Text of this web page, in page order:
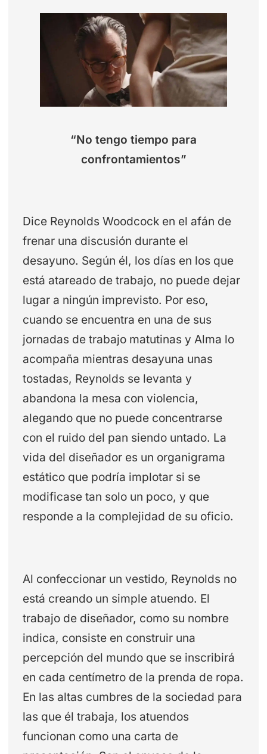
“No tengo tiempo para
confrontamientos”
Dice Reynolds Woodcock en el afán de
frenar una discusión durante el
desayuno. Según él, los días en los que
está atareado de trabajo, no puede dejar
lugar a ningún imprevisto. Por eso,
cuando se encuentra en una de sus
jornadas de trabajo matutinas y Alma lo
acompaña mientras desayuna unas
tostadas, Reynolds se levanta y
abandona la mesa con violencia,
alegando que no puede concentrarse
con el ruido del pan siendo untado. La
vida del diseñador es un organigrama
estático que podría implotar si se
modificase tan solo un poco, y que
responde a la complejidad de su oficio.
Al confeccionar un vestido, Reynolds no
está creando un simple atuendo. El
trabajo de diseñador, como su nombre
indica, consiste en construir una
percepción del mundo que se inscribirá
en cada centímetro de la prenda de ropa.
En las altas cumbres de la sociedad para
las que él trabaja, los atuendos
funcionan como una carta de